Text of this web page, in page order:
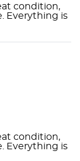
condition,
Everything is
condition,
Everything is